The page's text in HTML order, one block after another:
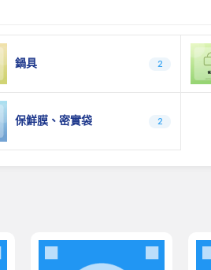
鍋具 2
保鮮膜、密實袋 2